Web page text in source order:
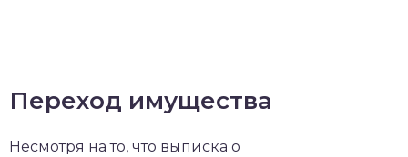
Переход имущества
Несмотря на то, что выписка о